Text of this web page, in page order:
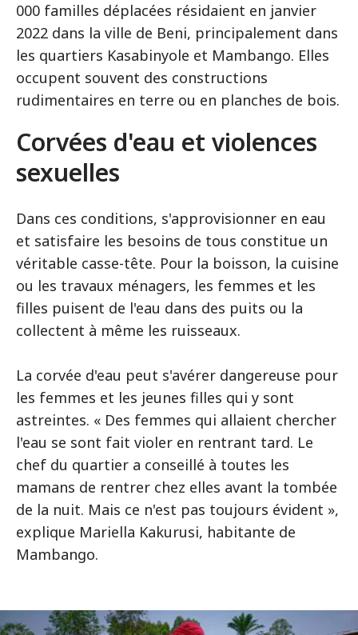
000 familles déplacées résidaient en janvier
2022 dans la ville de Beni, principalement dans
les quartiers Kasabinyole et Mambango. Elles
occupent souvent des constructions
rudimentaires en terre ou en planches de bois.
Corvées d'eau et violences
sexuelles
Dans ces conditions, s'approvisionner en eau
et satisfaire les besoins de tous constitue un
véritable casse-tête. Pour la boisson, la cuisine
ou les travaux ménagers, les femmes et les
filles puisent de l'eau dans des puits ou la
collectent à même les ruisseaux.
La corvée d'eau peut s'avérer dangereuse pour
les femmes et les jeunes filles qui y sont
astreintes. « Des femmes qui allaient chercher
l'eau se sont fait violer en rentrant tard. Le
chef du quartier a conseillé à toutes les
mamans de rentrer chez elles avant la tombée
de la nuit. Mais ce n'est pas toujours évident »,
explique Mariella Kakurusi, habitante de
Mambango.